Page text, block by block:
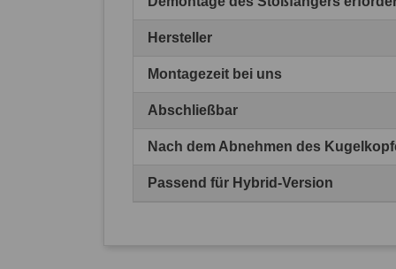
Hersteller
Montagezeit bei uns
Abschließbar
Nach dem Abnehmen des
Passend für Hybrid-Version